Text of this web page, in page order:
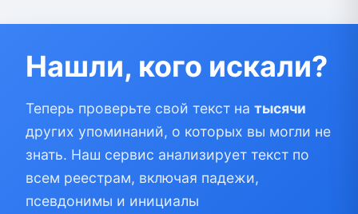
Нашли, кого искали?
Теперь проверьте свой текст на тысячи
других упоминаний, о которых вы могли не
знать. Наш сервис анализирует текст по
всем реестрам, включая падежи,
псевдонимы и инициалы